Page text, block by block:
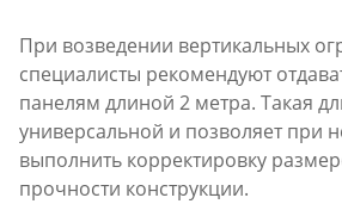
При возведении вертикальных
специалисты рекомендуют
панелям длиной 2 метра. Такая
универсальной и позволяет при
выполнить корректировку
прочности конструкции.